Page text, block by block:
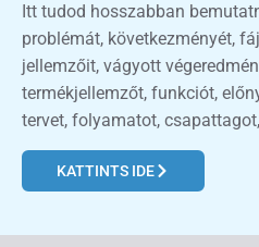
Itt tudod hosszabban
problémát, következményét,
jellemzőit, vágyott
termékjellemzőt, funkciót,
tervet, folyamatot,
KATTINTS IDE